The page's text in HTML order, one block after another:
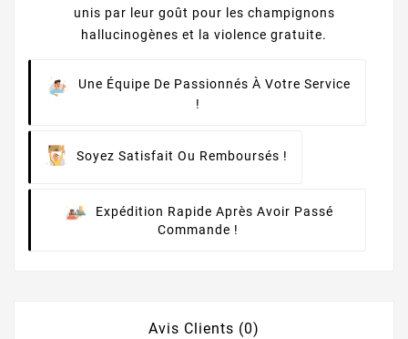
unis par leur goût pour les champignons
hallucinogènes et la violence gratuite.
Une Équipe De Passionnés À Votre Service
!
Soyez Satisfait Ou Remboursés !
Expédition Rapide Après Avoir Passé
Commande !
Avis Clients (0)